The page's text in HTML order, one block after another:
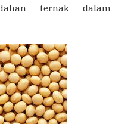
ternak dalam